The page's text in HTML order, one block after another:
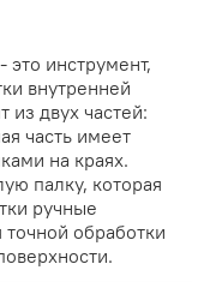
это инструмент,
внутренней
из двух частей:
часть имеет
на краях.
палку, которая
ручные
обработки